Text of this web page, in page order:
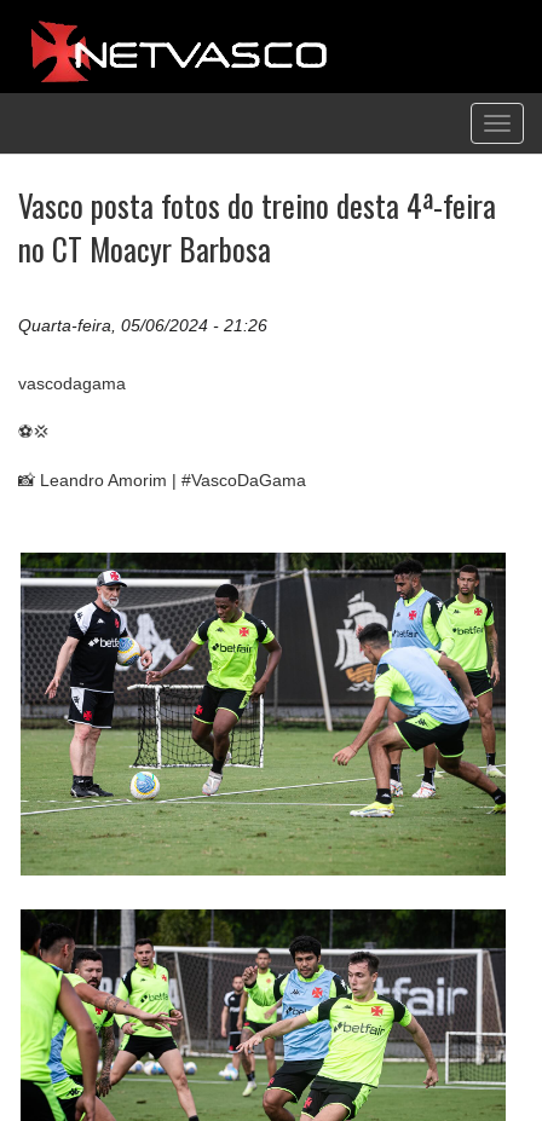
Vasco posta fotos do treino desta 4ª-feira
no CT Moacyr Barbosa
Quarta-feira, 05/06/2024 - 21:26
vascodagama
⚽️💢
📸 Leandro Amorim | #VascoDaGama